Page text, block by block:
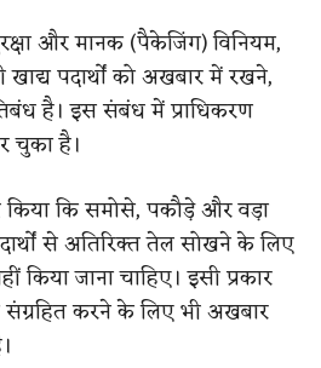
और मानक (पैकेजिंग) विनियम,
पदार्थों को अखबार में रखने,
है। इस संबंध में प्राधिकरण
चुका है।
किया कि समोसे, पकौड़े और वड़ा
से अतिरिक्त तेल सोखने के लिए
किया जाना चाहिए। इसी प्रकार
करने के लिए भी अखबार